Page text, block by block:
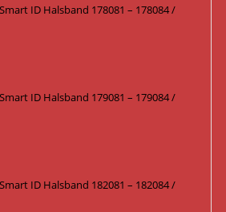
ID Halsband 178081 – 178084 /
ID Halsband 179081 – 179084 /
ID Halsband 182081 – 182084 /